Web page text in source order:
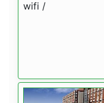
wifi /